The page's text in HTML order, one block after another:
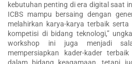
kebutuhan penting di era digital saat
ICBS mampu bersaing dengan
melahirkan karya-karya terbaik
kompetisi di bidang teknologi,”
workshop ini juga menjadi
mempersiapkan kader-kader